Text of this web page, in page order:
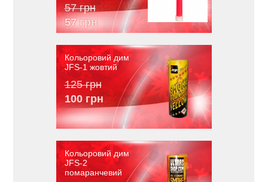
57 грн
57 грн
Кольоровий дим
JFS-1 жовтий
125 грн
100 грн
Кольоровий дим
JFS-2
помаранчевий